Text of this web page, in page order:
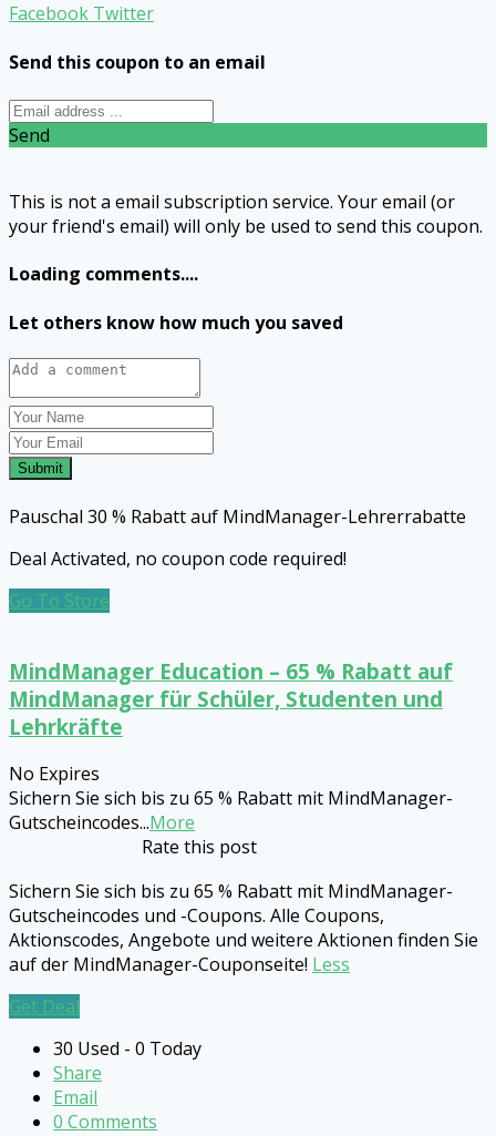
Facebook Twitter
Send this coupon to an email
Send
This is not a email subscription service. Your email (or
your friend's email) will only be used to send this coupon.
Loading comments....
Let others know how much you saved
Submit
Pauschal 30 % Rabatt auf MindManager-Lehrerrabatte
Deal Activated, no coupon code required!
Go To Store
MindManager Education – 65 % Rabatt auf
MindManager für Schüler, Studenten und
Lehrkräfte
No Expires
Sichern Sie sich bis zu 65 % Rabatt mit MindManager-
Gutscheincodes...More
Rate this post
Sichern Sie sich bis zu 65 % Rabatt mit MindManager-
Gutscheincodes und -Coupons. Alle Coupons,
Aktionscodes, Angebote und weitere Aktionen finden Sie
auf der MindManager-Couponseite! Less
Get Deal
30 Used - 0 Today
Share
Email
0 Comments